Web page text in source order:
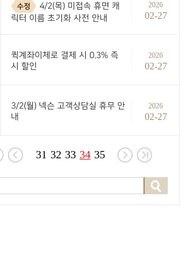
수정
4/2(목) 미접속 휴면 캐
릭터 이름 초기화 사전 안내
2026
02-27
퀵계좌이체로 결제 시 0.3% 즉
시 할인
2026
02-27
3/2(월) 넥슨 고객상담실 휴무 안
내
2026
02-27
31 32 33 34 35